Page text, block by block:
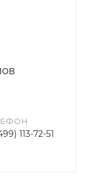
113-72-51